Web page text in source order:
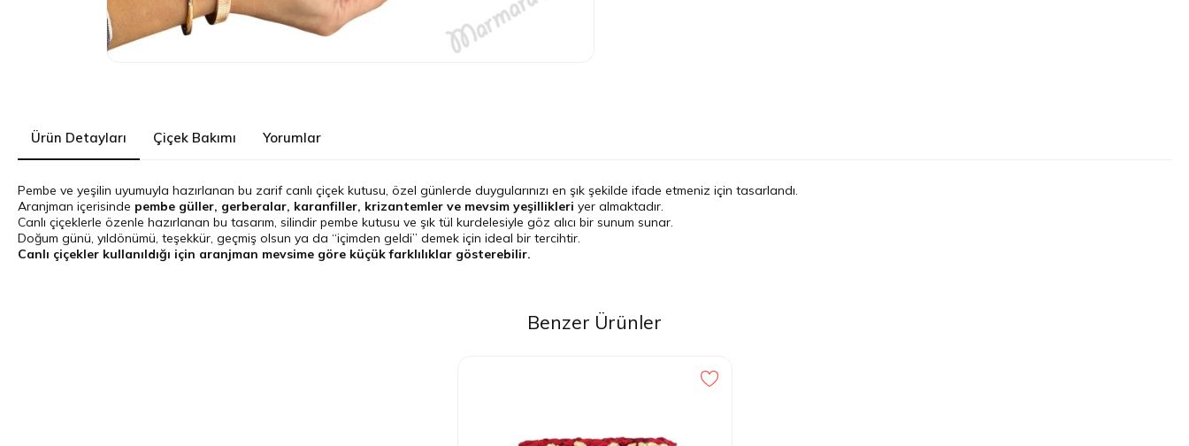
Ürün Detayları Çiçek Bakımı Yorumlar
Pembe ve yeşilin uyumuyla hazırlanan bu zarif canlı çiçek kutusu, özel günlerde duygularınızı en şık şekilde ifade etmeniz için tasarlandı.
Aranjman içerisinde pembe güller, gerberalar, karanfiller, krizantemler ve mevsim yeşillikleri yer almaktadır.
Canlı çiçeklerle özenle hazırlanan bu tasarım, silindir pembe kutusu ve şık tül kurdelesiyle göz alıcı bir sunum sunar.
Doğum günü, yıldönümü, teşekkür, geçmiş olsun ya da “içimden geldi” demek için ideal bir tercihtir.
Canlı çiçekler kullanıldığı için aranjman mevsime göre küçük farklılıklar gösterebilir.
Benzer Ürünler